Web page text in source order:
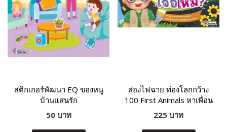
สติกเกอร์พัฒนา EQ ของหนู
บ้านแสนรัก
50 บาท
ส่องไฟฉาย ท่องโลกกว้าง
100 First Animals หาเพื่อน
ของฉันเจอไหม?
225 บาท